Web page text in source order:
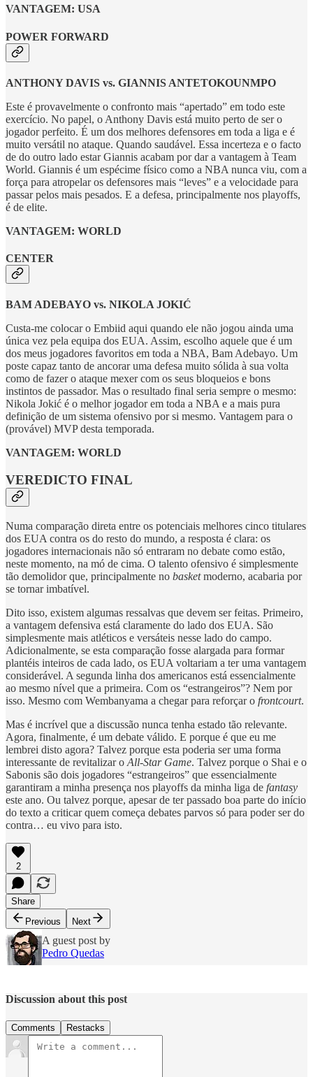
VANTAGEM: USA
POWER FORWARD
ANTHONY DAVIS vs. GIANNIS ANTETOKOUNMPO
Este é provavelmente o confronto mais “apertado” em todo este
exercício. No papel, o Anthony Davis está muito perto de ser o
jogador perfeito. É um dos melhores defensores em toda a liga e é
muito versátil no ataque. Quando saudável. Essa incerteza e o facto
de do outro lado estar Giannis acabam por dar a vantagem à Team
World. Giannis é um espécime físico como a NBA nunca viu, com a
força para atropelar os defensores mais “leves” e a velocidade para
passar pelos mais pesados. E a defesa, principalmente nos playoffs,
é de elite.
VANTAGEM: WORLD
CENTER
BAM ADEBAYO vs. NIKOLA JOKIĆ
Custa-me colocar o Embiid aqui quando ele não jogou ainda uma
única vez pela equipa dos EUA. Assim, escolho aquele que é um
dos meus jogadores favoritos em toda a NBA, Bam Adebayo. Um
poste capaz tanto de ancorar uma defesa muito sólida à sua volta
como de fazer o ataque mexer com os seus bloqueios e bons
instintos de passador. Mas o resultado final seria sempre o mesmo:
Nikola Jokić é o melhor jogador em toda a NBA e a mais pura
definição de um sistema ofensivo por si mesmo. Vantagem para o
(provável) MVP desta temporada.
VANTAGEM: WORLD
VEREDICTO FINAL
Numa comparação direta entre os potenciais melhores cinco titulares
dos EUA contra os do resto do mundo, a resposta é clara: os
jogadores internacionais não só entraram no debate como estão,
neste momento, na mó de cima. O talento ofensivo é simplesmente
tão demolidor que, principalmente no basketmoderno, acabaria por
se tornar imbatível.
Dito isso, existem algumas ressalvas que devem ser feitas. Primeiro,
a vantagem defensiva está claramente do lado dos EUA. São
simplesmente mais atléticos e versáteis nesse lado do campo.
Adicionalmente, se esta comparação fosse alargada para formar
plantéis inteiros de cada lado, os EUA voltariam a ter uma vantagem
considerável. A segunda linha dos americanos está essencialmente
ao mesmo nível que a primeira. Com os “estrangeiros”? Nem por
isso. Mesmo com Wembanyama a chegar para reforçar o frontcourt.
Mas é incrível que a discussão nunca tenha estado tão relevante.
Agora, finalmente, é um debate válido. E porque é que eu me
lembrei disto agora? Talvez porque esta poderia ser uma forma
interessante de revitalizar o All-Star Game. Talvez porque o Shai e o
Sabonis são dois jogadores “estrangeiros” que essencialmente
garantiram a minha presença nos playoffs da minha liga de fantasy
este ano. Ou talvez porque, apesar de ter passado boa parte do início
do texto a criticar quem começa debates parvos só para poder ser do
contra… eu vivo para isto.
2
Share
Previous
Next
A guest post by
Pedro Quedas
Discussion about this post
Comments Restacks